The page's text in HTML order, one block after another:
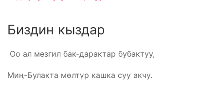
Биздин кыздар
Оо ал мезгил бак-дарактар бубактуу,
Миӊ-Булакта мөлтүр кашка суу акчу.